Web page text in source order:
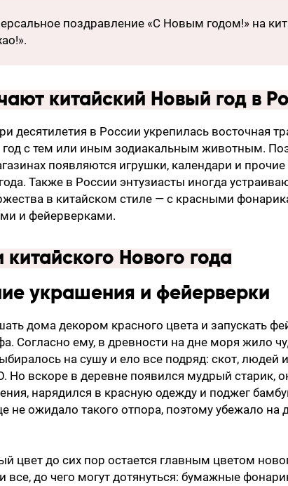
поздравление «С Новым годом!» на
китайский Новый год в
десятилетия в России укрепилась восточная
с тем или иным зодиакальным животным.
появляются игрушки, календари и
Также в России энтузиасты иногда
в китайском стиле — с красными
и фейерверками.
Нового года
украшения и фейерверки
дома декором красного цвета и запускать
Согласно ему, в древности на дне моря жило
на сушу и ело все подряд: скот, людей
Но вскоре в деревне появился мудрый старик,
нарядился в красную одежду и поджег
не ожидало такого отпора, поэтому убежало на
цвет до сих пор остается главным цветом
все, до чего могут дотянуться: бумажные